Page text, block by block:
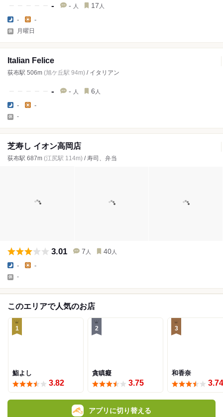
- - 人 17 人
- -
月曜日
Italian Felice
荻布駅 506m (旭ケ丘駅 94m) / イタリアン
- - 人 6 人
- -
-
芝寿し イオン高岡店
荻布駅 687m (江尻駅 114m) / 寿司、弁当
3.01 7 人 40 人
- -
-
このエリアで人気のお店
1
鮨よし
3.82
2
貪瞋癡
3.75
3
和香奈
3.74
アプリに切り替える